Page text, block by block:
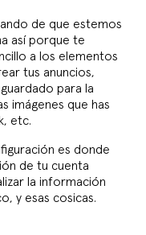
de que estemos
así porque te
a los elementos
tus anuncios,
para la
imágenes que has
etc.
es donde
de tu cuenta
la información
y esas cosicas.